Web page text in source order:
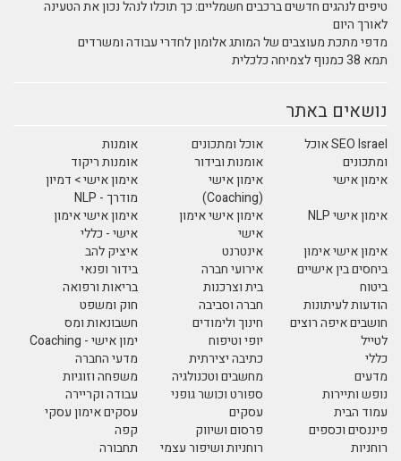
טיפים לנהגים חדשים ברכבים חשמליים: כך תוכלו לנהל נכון את הטעינה
לאורך היום
מדפי מתכת מעוצבים של המותג אלומון לחדרי עבודה ומשרדים
תמא 38 כמנוף לצמיחה כלכלית
נושאים באתר
SEO Israel אוכל
ומתכונים
אוכל ומתכונים
אומנות
אומנות ובידור
אומנות ריקוד
אימון אישי
אימון אישי
(Coaching)
אימון אישי > דמיון
מודרך - NLP
אימון אישי NLP
אימון אישי אימון
אישי
אימון אישי אימון
אישי - כללי
אימון אישי אימון
ביחסים בין אישיים
אינטרנט
איציק להב
אירועי חברה
בידור ופנאי
ביטוח
בית וצרכנות
בריאות ורפואה
הודעות לעיתונות
חברה וסביבה
חוק ומשפט
חושבים איפה רוצים
לטייל
חינוך ולימודים
חשבונאות ומס
יופי וטיפוח
ימון אישי - Coaching
כללי
כתיבה יצירתית
מדעי החברה
מדעים
מחשבים וטכנולגיה
משפחה וזוגיות
נופש ותיירות
ספורט וכושר גופני
עבודה וקריירה
עמוד הבית
עסקים
עסקים אימון עסקי
פיננסים וכספים
פרסום ושיווק
קפה
רוחניות
רוחניות ושיפור עצמי
תחבורה